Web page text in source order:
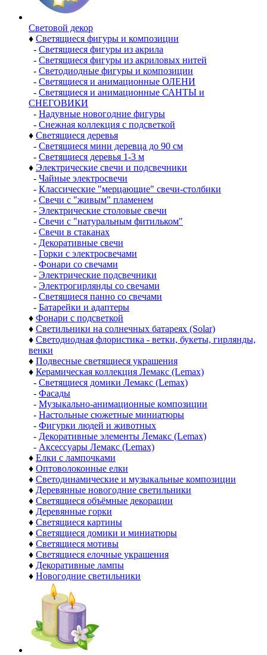
Световой декор
♦ Светящиеся фигуры и композиции
- Светящиеся фигуры из акрила
- Светящиеся фигуры из акриловых нитей
- Светодиодные фигуры и композиции
- Светящиеся и анимационные ОЛЕНИ
- Светящиеся и анимационные САНТЫ и
СНЕГОВИКИ
- Надувные новогодние фигуры
- Снежная коллекция с подсветкой
♦ Светящиеся деревья
- Светящиеся мини деревца до 90 см
- Светящиеся деревья 1-3 м
♦ Электрические свечи и подсвечники
- Чайные электросвечи
- Классические "мерцающие" свечи-столбики
- Свечи с "живым" пламенем
- Электрические столовые свечи
- Свечи с "натуральным фитильком"
- Свечи в стаканах
- Декоративные свечи
- Горки с электросвечами
- Фонари со свечами
- Электрические подсвечники
- Электрогирлянды со свечами
- Светящиеся панно со свечами
- Батарейки и адаптеры
♦ Фонари с подсветкой
♦ Светильники на солнечных батареях (Solar)
♦ Светодиодная флористика - ветки, букеты, гирлянды,
венки
♦ Подвесные светящиеся украшения
♦ Керамическая коллекция Лемакс (Lemax)
- Светящиеся домики Лемакс (Lemax)
- Фасады
- Музыкально-анимационные композиции
- Настольные сюжетные миниатюры
- Фигурки людей и животных
- Декоративные элементы Лемакс (Lemax)
- Аксессуары Лемакс (Lemax)
♦ Елки с лампочками
♦ Оптоволоконные елки
♦ Светодинамические и музыкальные композиции
♦ Деревянные новогодние светильники
♦ Светящиеся объёмные декорации
♦ Деревянные горки
♦ Светящиеся картины
♦ Светящиеся домики и миниатюры
♦ Светящиеся мотивы
♦ Светящиеся елочные украшения
♦ Декоративные лампы
♦ Новогодние светильники